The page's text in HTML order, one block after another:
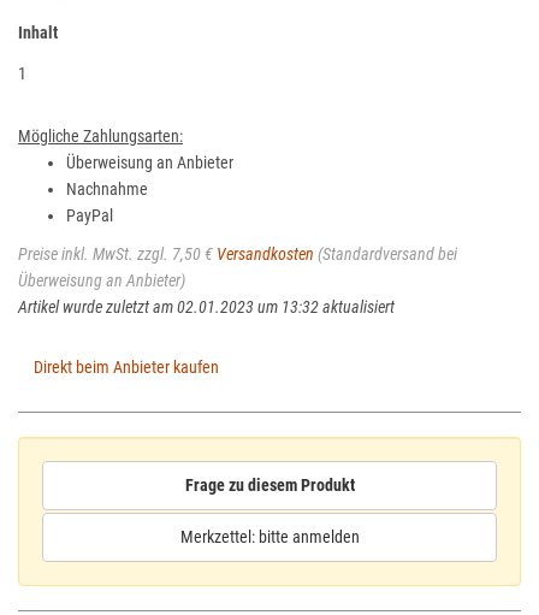
Inhalt
1
Mögliche Zahlungsarten:
Überweisung an Anbieter
Nachnahme
PayPal
Preise inkl. MwSt. zzgl. 7,50 € Versandkosten (Standardversand bei
Überweisung an Anbieter)
Artikel wurde zuletzt am 02.01.2023 um 13:32 aktualisiert
Direkt beim Anbieter kaufen
Frage zu diesem Produkt
Merkzettel: bitte anmelden